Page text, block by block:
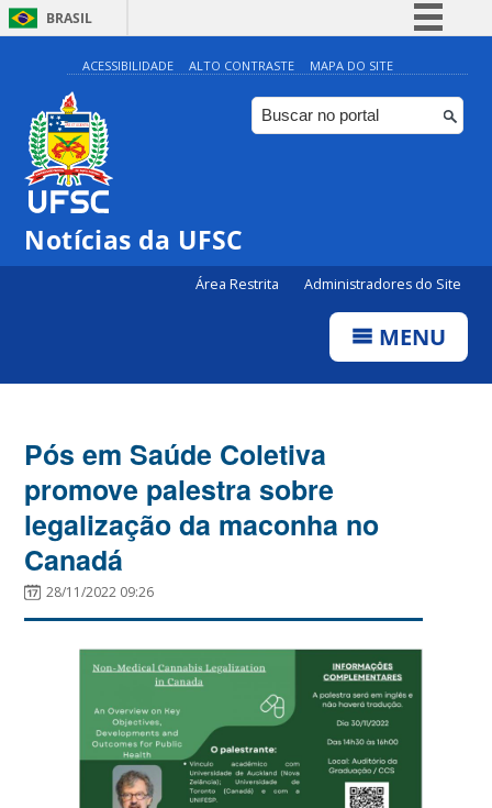
BRASIL
Simplifique!
Comunica BR
Participe
ACESSIBILIDADE ALTO CONTRASTE MAPA DO SITE
Notícias da UFSC
Área Restrita Administradores do Site
MENU
Pós em Saúde Coletiva
promove palestra sobre
legalização da maconha no
Canadá
28/11/2022 09:26